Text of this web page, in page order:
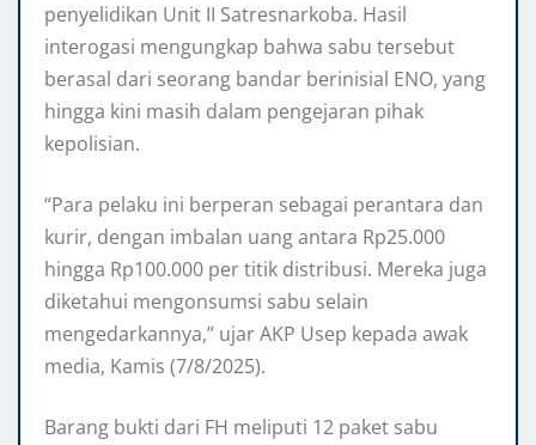
penyelidikan Unit II Satresnarkoba. Hasil
interogasi mengungkap bahwa sabu tersebut
berasal dari seorang bandar berinisial ENO, yang
hingga kini masih dalam pengejaran pihak
kepolisian.
“Para pelaku ini berperan sebagai perantara dan
kurir, dengan imbalan uang antara Rp25.000
hingga Rp100.000 per titik distribusi. Mereka juga
diketahui mengonsumsi sabu selain
mengedarkannya,” ujar AKP Usep kepada awak
media, Kamis (7/8/2025).
Barang bukti dari FH meliputi 12 paket sabu